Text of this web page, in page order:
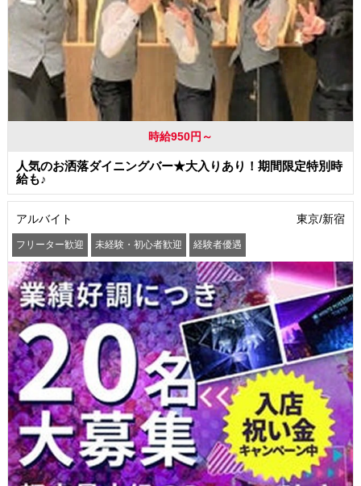
時給950円～
人気のお洒落ダイニングバー★大入りあり！期間限定特別時
給も♪
アルバイト 東京/新宿
フリーター歓迎 未経験・初心者歓迎 経験者優遇
学歴(中卒・高卒)不問 友達と一緒に応募OK 昇給あり
高収入・高額・高給 髪型・髪色自由 ネイルOK 駅から徒歩5分以内
社員登用あり